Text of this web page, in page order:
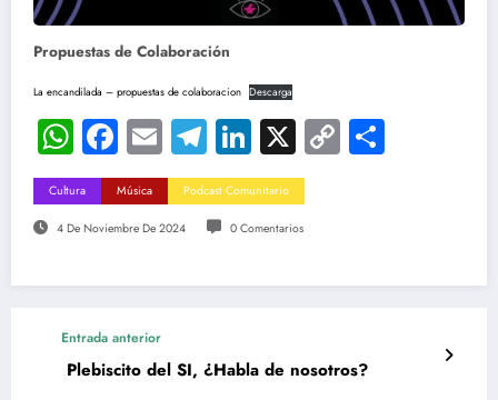
Propuestas de Colaboración
La encandilada – propuestas de colaboracion Descarga
WhatsApp
Facebook
EmailTelegram
LinkedIn
X Copy
Link
Cultura Música Podcast Comunitario
4 De Noviembre De 2024 0 Comentarios
Entrada anterior
Plebiscito del SI, ¿Habla de nosotros?